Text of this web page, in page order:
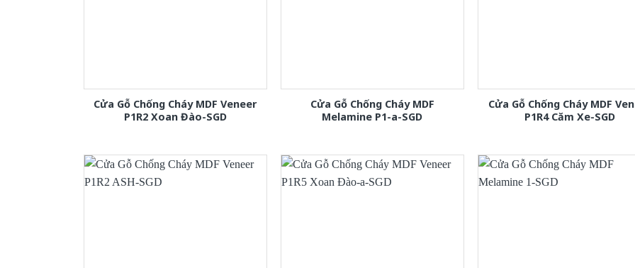
Cửa Gỗ Chống Cháy MDF Veneer
P1R2 Xoan Đào-SGD
Cửa Gỗ Chống Cháy MDF
Melamine P1-a-SGD
Cửa Gỗ Chống Cháy MDF
P1R4 Căm Xe-SGD